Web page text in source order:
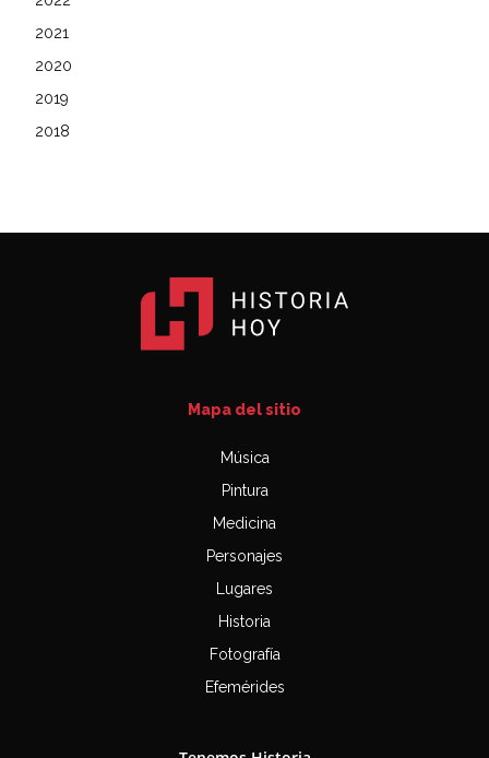
2021
2020
2019
2018
Mapa del sitio
Música
Pintura
Medicina
Personajes
Lugares
Historia
Fotografía
Efemérides